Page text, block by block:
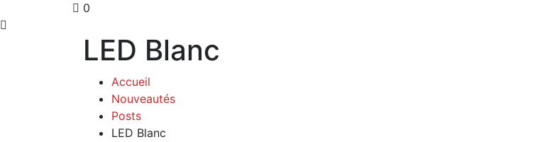
0
LED Blanc
Accueil
Nouveautés
Posts
LED Blanc